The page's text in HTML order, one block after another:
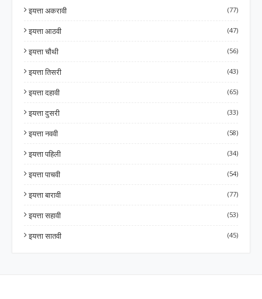
इयत्ता अकरावी (77)
इयत्ता आठवी (47)
इयत्ता चौथी (56)
इयत्ता तिसरी (43)
इयत्ता दहावी (65)
इयत्ता दुसरी (33)
इयत्ता नववी (58)
इयत्ता पहिली (34)
इयत्ता पाचवी (54)
इयत्ता बारावी (77)
इयत्ता सहावी (53)
इयत्ता सातवी (45)